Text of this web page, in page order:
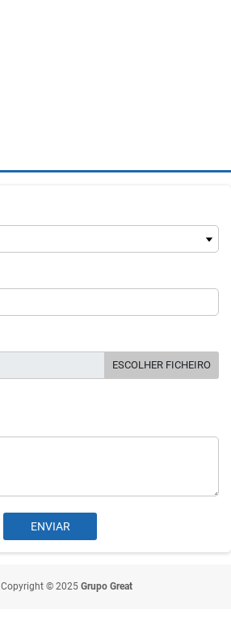
ESCOLHER FICHEIRO
Copyright © 2025 Grupo Great